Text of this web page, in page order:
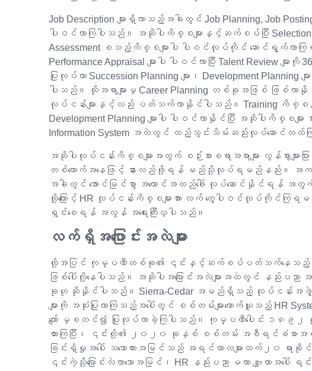
Job Description များရှိလာသည့်အခါတွင် Job Planning, Job
ပါဝင်လာကြပါသည်။ အဆိုပါကိစ္စများနှင့်ဆက်စပ်ပြီး Selection
Assessment စသည့်ကိစ္စများပါ ပါဝင်လုပ်ကိုင် ဆောင်ရွက်လာက
Performance Appraisal များပါ ပါဝင်လာပြီး Talent Review များကို
ပြုလုပ်ကာ Succession Planning များ၊ Development Planning မျ
ပါသည်။ ထိုအရာများမှ Career Planning တစ်ခုအဖြစ် ဖြစ်လ
လုပ်ငန်းများနှင့်လည်း ပတ်သက်လာနိုင်ပါသည်။ Training ကိစ္စ များ၊
Development Planning များပါ ပါဝင်လာနိုင်ပြီး အဆိုပါကိစ္စများ
Information System အထဲတွင် ထည့်သွင်းသိမ်းဆည်းလုပ်ဆောင်တတ်
အဆိုပါလုပ်ငန်းကိစ္စများအတွက် စဉ်းစားစရာအရာများ လွန်စွာများ
တစ်ယောက်အနေဖြင့် နားလည်ဖို့ရန် မည်သို့လုပ်ရမည်နည်း။ အက
အခါတွင် အောင်မြင်စွာ အကောင်အထည်ဖေါ် လုပ်ဆောင်နိုင်ရန် အတွ
ထို့ကြောင့် HR လုပ်ငန်းကိစ္စများအား လက် တွေ့ပါဝင်လုပ်ကိုင်ကြရ
ရှင်းစေရန် အလွန် အရေးကြီးလှပါသည်။
လက်ရှိအပြောင်းအလဲများ
ထို့အပြင် ကုမ္ပဏီတစ်ခု၏ ၎င်းနှင့်ဆက်စပ်ပတ်သက်နေသည့် ပတ်ဝန်းကျ
ဖြစ်ပေါ်လို့နေပါသည်။ အဆိုပါအပြောင်းအလဲများအထဲတွင် နည်းပညာ
ခုဟု ဆိုနိုင်ပါသည်။ Sierra-Cedar အမည်ရှိသည့် လုပ်ငန်းအဖွဲ့
များကို အသုံးပြုလာကြသည့်အပေါ်တွင် စစ်တမ်းများကောက်ယူသည့် HR
ကျော် မှစတင်၍ ပြုလုပ်လာခဲ့ကြပါသည်။ ကုမ္ပဏီပေါင်း ၁၈၉၂ ခု
ထားကြပြီး၊ ၎င်းတို့၏ ၂၀၂၀ ခုနှစ် စစ်တမ်း အစီရင်ခံစာအ
ခြင်းရှိမှုအပေါ် သဘောထားအမြင်သည် အရင်ကာလများထက်၂၀
၎င်းကဲ့သို့ပြောင်းလဲလာသောအမြင်၊ HR နည်းပညာ မဟာ ဗျူဟာအ